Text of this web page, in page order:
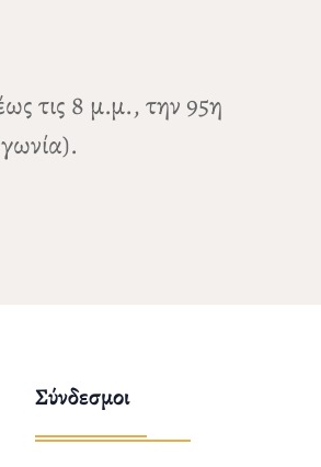
τις 8 μ.μ., την 95η
Σύνδεσμοι